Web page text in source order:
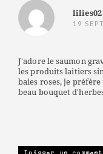
lilies02
19
J'adore le saumon
les produits laitiers
baies roses, je
beau bouquet